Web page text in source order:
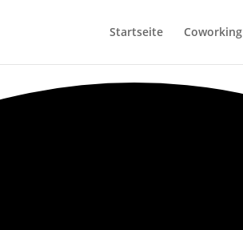
Startseite Coworking